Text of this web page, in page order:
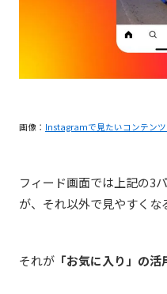
画像： Instagramで見たいコンテン
フィード画面では上記の3
が、それ以外で見やすくな
それが 「お気に入り」の活